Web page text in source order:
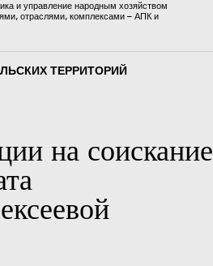
и управление народным хозяйством
отраслями, комплексами – АПК и
ТЕРРИТОРИЙ
на соискание